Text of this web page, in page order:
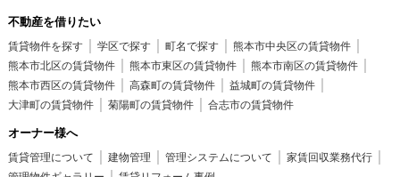
不動産を借りたい
賃貸物件を探す 学区で探す 町名で探す
熊本市中央区の賃貸物件
熊本市北区の賃貸物件
熊本市東区の賃貸物件
熊本市南区の賃貸物件
熊本市西区の賃貸物件
高森町の賃貸物件
益城町の賃貸物件
大津町の賃貸物件
菊陽町の賃貸物件 合志市の賃貸物件
オーナー様へ
賃貸管理について 建物管理 管理システムについて
家賃回収業務代行